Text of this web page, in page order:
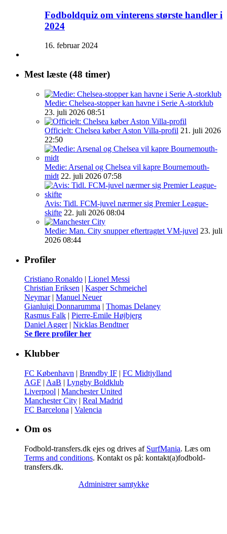
Fodboldquiz om vinterens største handler i
2024
16. februar 2024
Mest læste (48 timer)
Medie: Chelsea-stopper kan havne i Serie A-storklub
23. juli 2026 08:51
Officielt: Chelsea køber Aston Villa-profil 21. juli 2026
22:50
Medie: Arsenal og Chelsea vil kapre Bournemouth-
midt 22. juli 2026 07:58
Avis: Tidl. FCM-juvel nærmer sig Premier League-
skifte 22. juli 2026 08:04
Medie: Man. City snupper eftertragtet VM-juvel 23. juli
2026 08:44
Profiler
Cristiano Ronaldo | Lionel Messi
Christian Eriksen | Kasper Schmeichel
Neymar| Manuel Neuer
Gianluigi Donnarumma | Thomas Delaney
Rasmus Falk | Pierre-Emile Højbjerg
Daniel Agger| Nicklas Bendtner
Se flere profiler her
Klubber
FC København | Brøndby IF | FC Midtjylland
AGF | AaB | Lyngby Boldklub
Liverpool | Manchester United
Manchester City | Real Madrid
FC Barcelona | Valencia
Om os
Fodbold-transfers.dk ejes og drives af SurfMania. Læs om
Terms and conditions. Kontakt os på: kontakt(a)fodbold-
transfers.dk.
Administrer samtykke